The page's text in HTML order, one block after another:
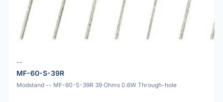
--
MF-60-S-39R
Modstand -- MF-60-S-39R 39 Ohms 0.6W Through-hole